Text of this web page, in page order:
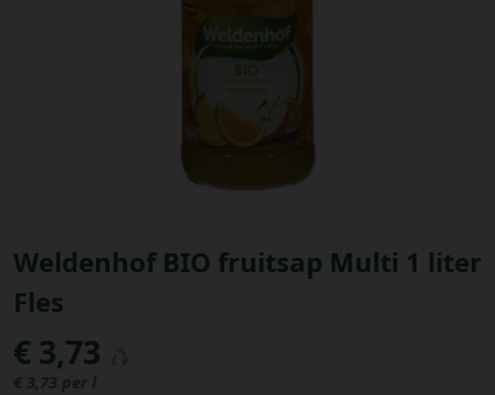
Weldenhof BIO fruitsap Multi 1 liter
Fles
€ 3,73
€ 3,73 per l